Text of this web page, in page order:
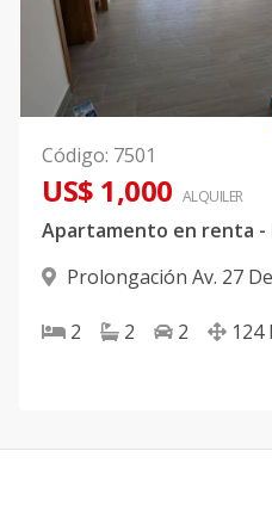
Código: 7501
US$ 1,000 ALQUILER
Prolongación Av. 27 De
2
2 2 124